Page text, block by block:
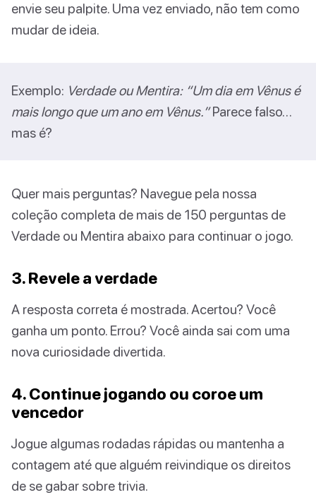
envie seu palpite. Uma vez enviado, não tem como
mudar de ideia.
Exemplo: Verdade ou Mentira: “Um dia em Vênus é
mais longo que um ano em Vênus.”Parece falso…
mas é?
Quer mais perguntas? Navegue pela nossa
coleção completa de mais de 150 perguntas de
Verdade ou Mentira abaixo para continuar o jogo.
3. Revele a verdade
A resposta correta é mostrada. Acertou? Você
ganha um ponto. Errou? Você ainda sai com uma
nova curiosidade divertida.
4. Continue jogando ou coroe um
vencedor
Jogue algumas rodadas rápidas ou mantenha a
contagem até que alguém reivindique os direitos
de se gabar sobre trivia.